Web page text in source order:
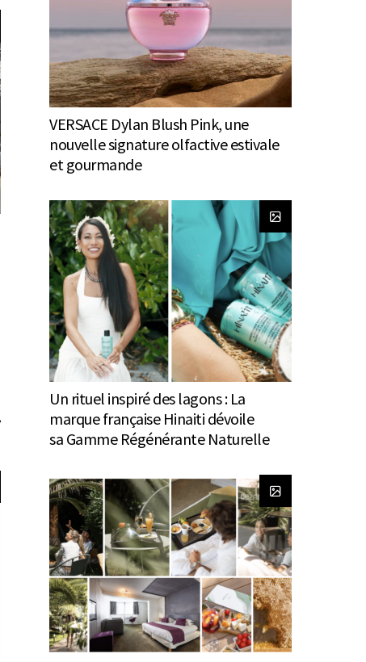
VERSACE Dylan Blush Pink, une
nouvelle signature olfactive estivale
et gourmande
Un rituel inspiré des lagons : La
marque française Hinaiti dévoile
sa Gamme Régénérante Naturelle